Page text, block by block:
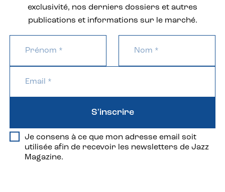
exclusivité, nos derniers dossiers et autres
publications et informations sur le marché.
Je consens à ce que mon adresse email soit
utilisée afin de recevoir les newsletters de Jazz
Magazine.
S'inscrire